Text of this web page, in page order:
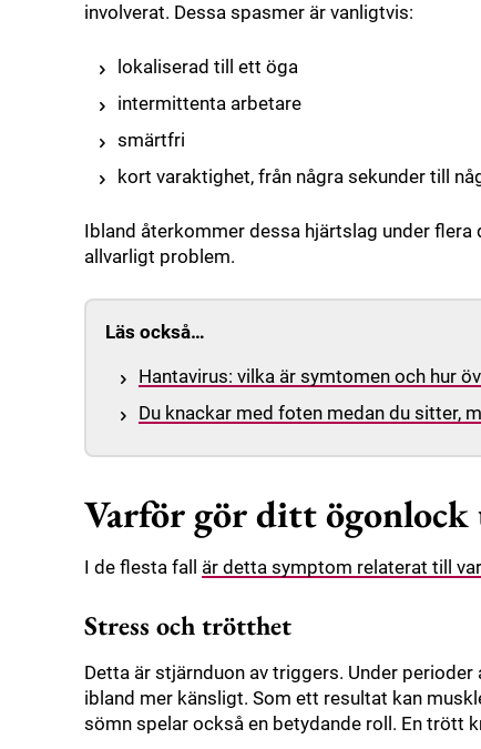
involverat. Dessa spasmer är vanligtvis:
lokaliserad till ett öga
intermittenta arbetare
smärtfri
kort varaktighet, från några sekunder till
Ibland återkommer dessa hjärtslag under
allvarligt problem.
Läs också…
Hantavirus: vilka är symtomen och hur
Du knackar med foten medan du sitter,
Varför gör ditt ögonlock
I de flesta fall är detta symptom relaterat till
Stress och trötthet
Detta är stjärnduon av triggers. Under
ibland mer känsligt. Som ett resultat kan
sömn spelar också en betydande roll. En trött